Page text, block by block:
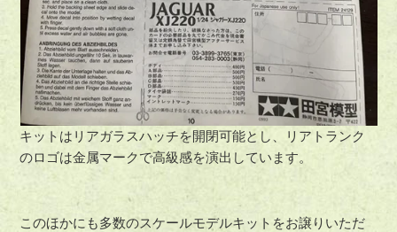
キットはリアガラスハッチを開閉可能とし、リアトランク
のロゴは金属マークで高級感を演出しています。
このほかにも多数のスケールモデルキットをお譲りいただ